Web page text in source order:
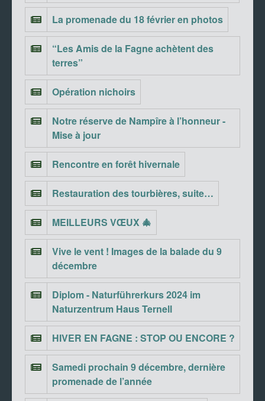
La promenade du 18 février en photos
“Les Amis de la Fagne achètent des
terres”
Opération nichoirs
Notre réserve de Nampîre à l’honneur -
Mise à jour
Rencontre en forêt hivernale
Restauration des tourbières, suite…
MEILLEURS VŒUX 🎄
Vive le vent ! Images de la balade du 9
décembre
Diplom - Naturführerkurs 2024 im
Naturzentrum Haus Ternell
HIVER EN FAGNE : STOP OU ENCORE ?
Samedi prochain 9 décembre, dernière
promenade de l’année